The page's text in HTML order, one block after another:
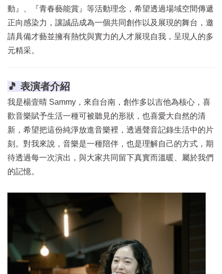
動』、『青春藝能賞』等活動理念，希望透過場域空間傳遞
正向感染力，讓誠品成為一個共同創作以及展現的舞台，邀
請具備才藝並擁有熱忱與實力的人才展現自我，呈現人的多
元精采。
🎵 表演者介紹
我是楊壹晴 Sammy，來自台南，創作多以吉他為核心，喜
歡音樂賦予生活一種可被聽見的形狀，也喜愛大自然的清
新，希望把這份純淨放進音樂裡，透過聲音記錄生活中的片
刻。對我來說，音樂是一種陪伴，也是理解自己的方式，期
待透過每一次演出，與大家共同留下真實而溫暖、屬於我們
的記憶。